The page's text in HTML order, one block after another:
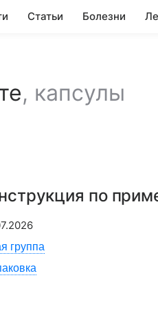
Статьи Болезни
, капсулы
по
группа